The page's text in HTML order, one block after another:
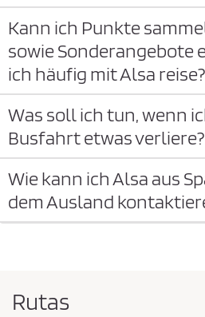
Kann ich Punkte
sowie Sonderangebote
ich häufig mit Alsa reise?
Was soll ich tun, wenn
Busfahrt etwas verliere?
Wie kann ich Alsa aus
dem Ausland
Rutas